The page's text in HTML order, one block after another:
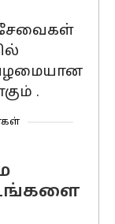
சேவைகள்
.